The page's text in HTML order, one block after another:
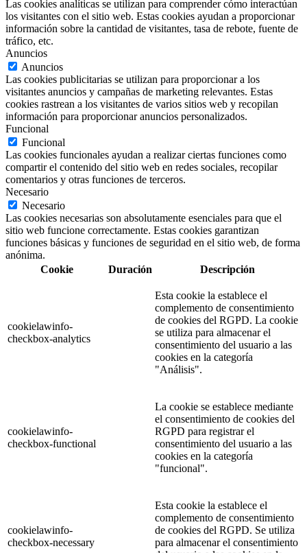
Las cookies analíticas se utilizan para comprender cómo interactúan
los visitantes con el sitio web. Estas cookies ayudan a proporcionar
información sobre la cantidad de visitantes, tasa de rebote, fuente de
tráfico, etc.
Anuncios
Anuncios
Las cookies publicitarias se utilizan para proporcionar a los
visitantes anuncios y campañas de marketing relevantes. Estas
cookies rastrean a los visitantes de varios sitios web y recopilan
información para proporcionar anuncios personalizados.
Funcional
Funcional
Las cookies funcionales ayudan a realizar ciertas funciones como
compartir el contenido del sitio web en redes sociales, recopilar
comentarios y otras funciones de terceros.
Necesario
Necesario
Las cookies necesarias son absolutamente esenciales para que el
sitio web funcione correctamente. Estas cookies garantizan
funciones básicas y funciones de seguridad en el sitio web, de forma
anónima.
Cookie
Duración Descripción
cookielawinfo-
checkbox-analytics
Esta cookie la establece el
complemento de consentimiento
de cookies del RGPD. La cookie
se utiliza para almacenar el
consentimiento del usuario a las
cookies en la categoría
"Análisis".
cookielawinfo-
checkbox-functional
La cookie se establece mediante
el consentimiento de cookies del
RGPD para registrar el
consentimiento del usuario a las
cookies en la categoría
"funcional".
cookielawinfo-
checkbox-necessary
Esta cookie la establece el
complemento de consentimiento
de cookies del RGPD. Se utiliza
para almacenar el consentimiento